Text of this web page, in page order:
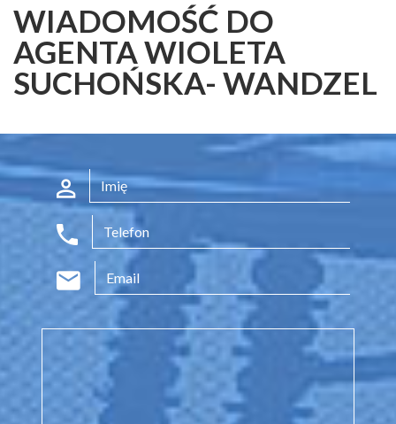
WIADOMOŚĆ DO
AGENTA WIOLETA
SUCHOŃSKA- WANDZEL